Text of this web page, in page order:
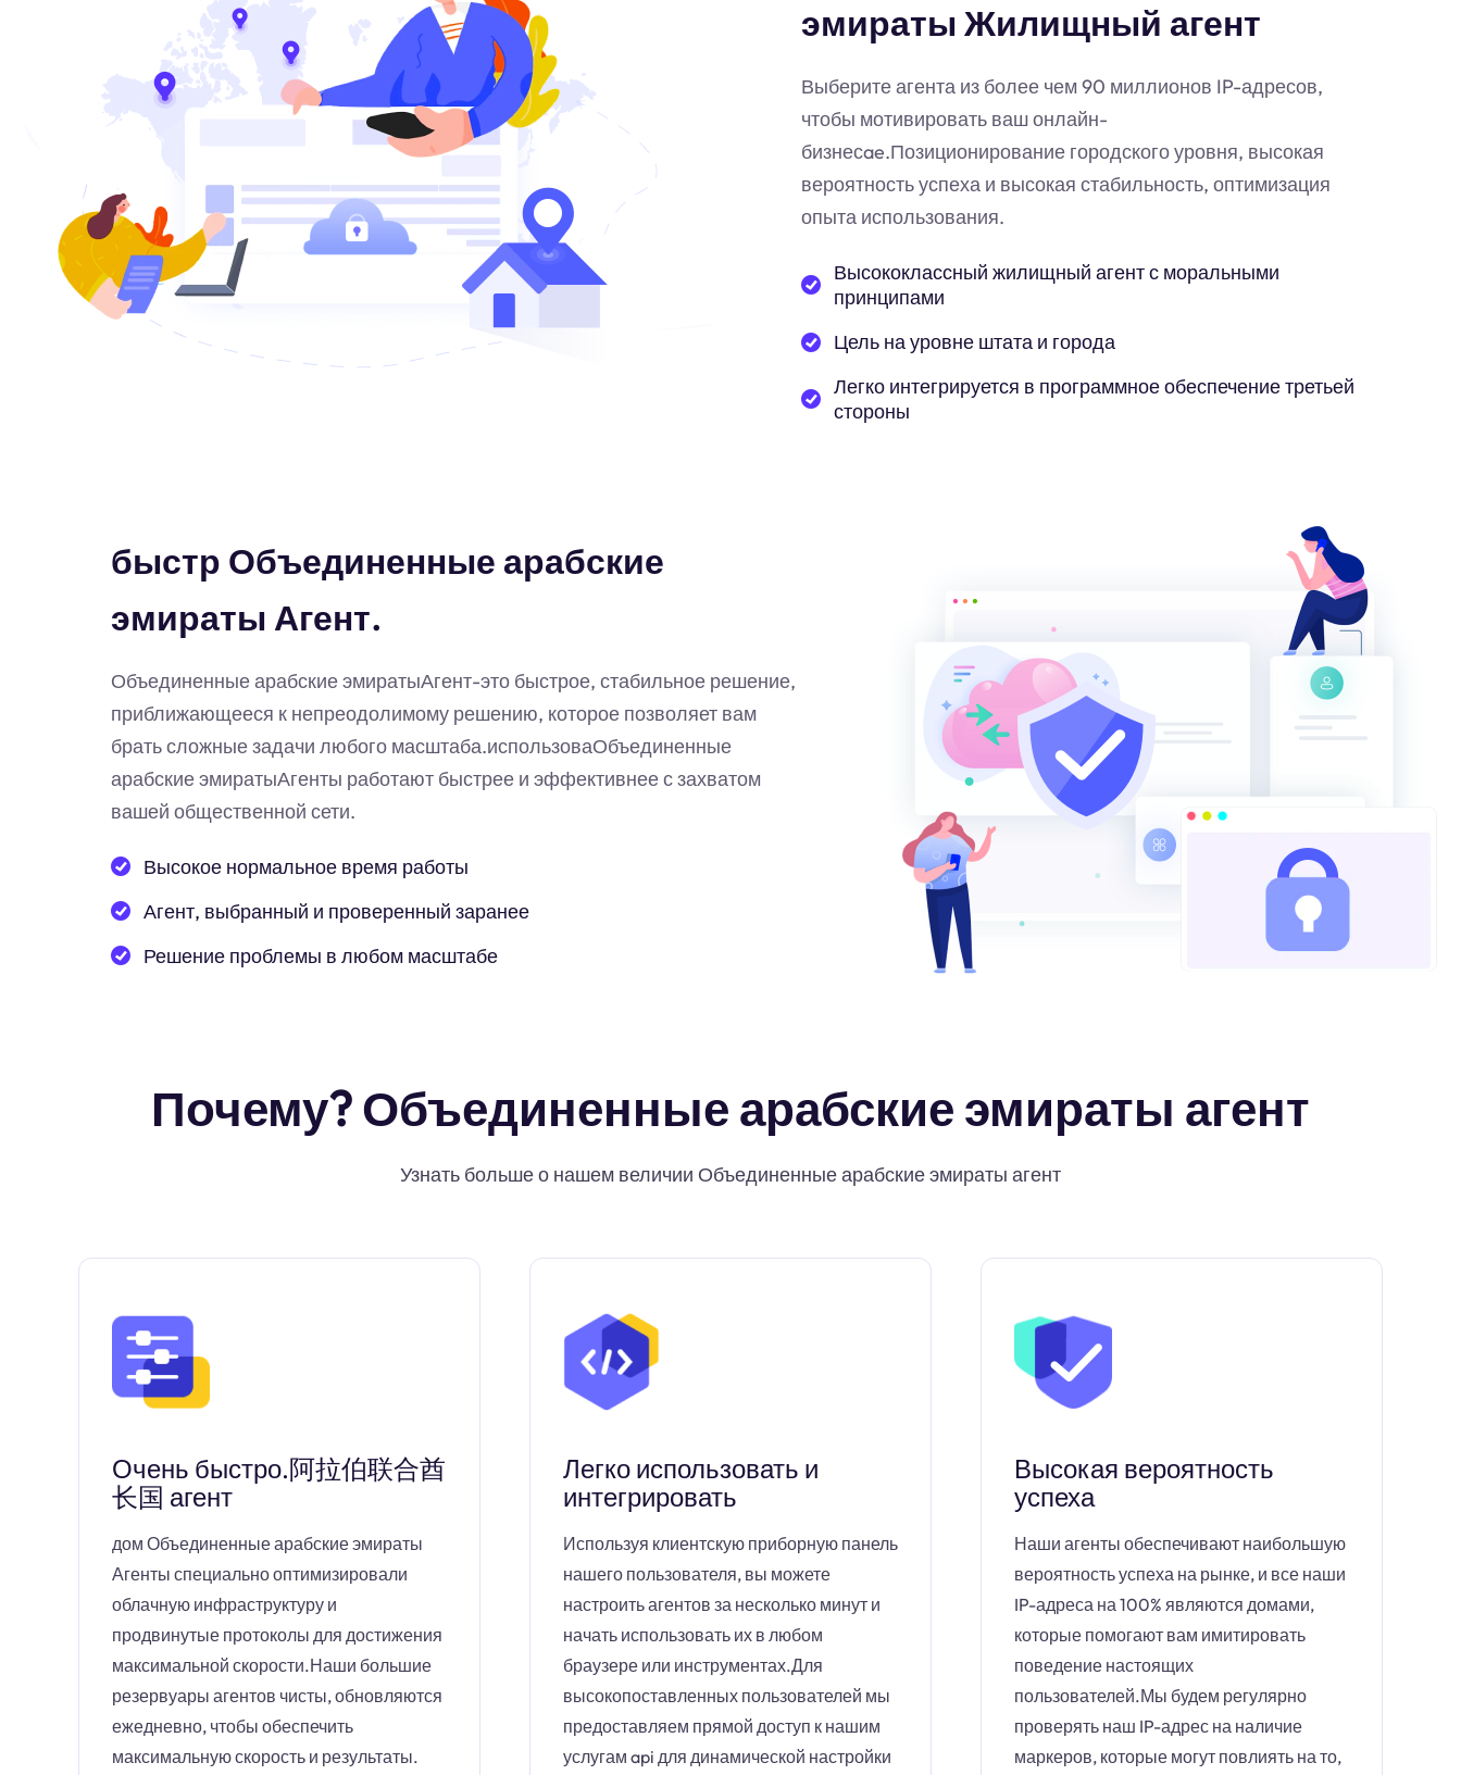
эмираты Жилищный агент
Выберите агента из более чем 90 миллионов IP-адресов,
чтобы мотивировать ваш онлайн-
бизнесae.Позиционирование городского уровня, высокая
вероятность успеха и высокая стабильность, оптимизация
опыта использования.
Высококлассный жилищный агент с моральными
принципами
Цель на уровне штата и города
Легко интегрируется в программное обеспечение третьей
стороны
быстр Объединенные арабские
эмираты Агент.
Объединенные арабские эмиратыАгент-это быстрое, стабильное решение,
приближающееся к непреодолимому решению, которое позволяет вам
брать сложные задачи любого масштаба.использоваОбъединенные
арабские эмиратыАгенты работают быстрее и эффективнее с захватом
вашей общественной сети.
Высокое нормальное время работы
Агент, выбранный и проверенный заранее
Решение проблемы в любом масштабе
Почему? Объединенные арабские эмираты агент
Узнать больше о нашем величии Объединенные арабские эмираты агент
Очень быстро.阿拉伯联合酋
长国 агент
дом Объединенные арабские эмираты
Агенты специально оптимизировали
облачную инфраструктуру и
продвинутые протоколы для достижения
максимальной скорости.Наши большие
резервуары агентов чисты, обновляются
ежедневно, чтобы обеспечить
максимальную скорость и результаты.
Легко использовать и
интегрировать
Используя клиентскую приборную панель
нашего пользователя, вы можете
настроить агентов за несколько минут и
начать использовать их в любом
браузере или инструментах.Для
высокопоставленных пользователей мы
предоставляем прямой доступ к нашим
услугам api для динамической настройки
Высокая вероятность
успеха
Наши агенты обеспечивают наибольшую
вероятность успеха на рынке, и все наши
IP-адреса на 100% являются домами,
которые помогают вам имитировать
поведение настоящих
пользователей.Мы будем регулярно
проверять наш IP-адрес на наличие
маркеров, которые могут повлиять на то,